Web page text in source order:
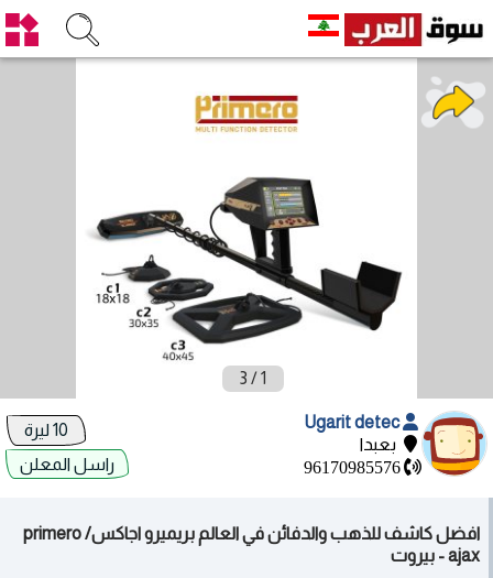
1
/
3
Ugarit detec
بعبدا
96170985576
راسل المعلن
افضل كاشف للذهب والدفائن في العالم بريميرو اجاكس/ primero
ajax - بيروت